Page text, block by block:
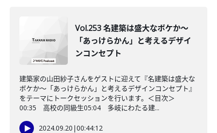
Vol.253 名建築は盛大なボケか〜
「あっけらかん」と考えるデザイ
ンコンセプト
建築家の山田紗子さんをゲストに迎えて『名建築は盛大な
ボケか〜「あっけらかん」と考えるデザインコンセプト』
をテーマにトークセッションを行います。＜目次＞
00:35 高校の同級生05:04 多岐にわたる建...
2024.09.20 |00:44:12